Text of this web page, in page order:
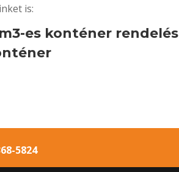
is:
es konténer rendelés
5824